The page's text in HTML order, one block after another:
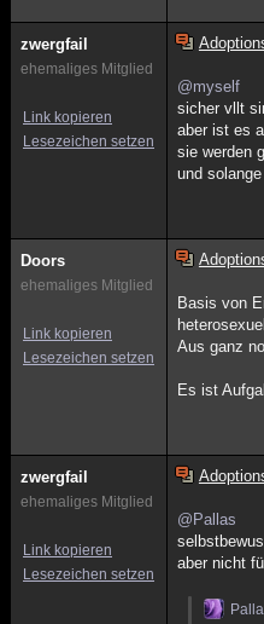
zwergfail
ehemaliges Mitglied
Link kopieren
Lesezeichen setzen
@myself
sicher vllt
aber ist es
sie werden
und
Doors
ehemaliges Mitglied
Link kopieren
Lesezeichen setzen
Basis von
Aus ganz
Es ist
zwergfail
ehemaliges Mitglied
Link kopieren
Lesezeichen setzen
@Pallas
aber nicht